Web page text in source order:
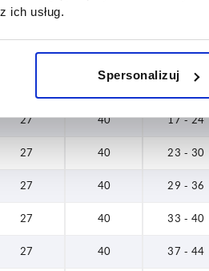
ich usług.
Spersonalizuj
40 9-16
27 40 17 - 24
27 40 23 - 30
27 40 29 - 36
27 40 33 - 40
27 40 37 - 44